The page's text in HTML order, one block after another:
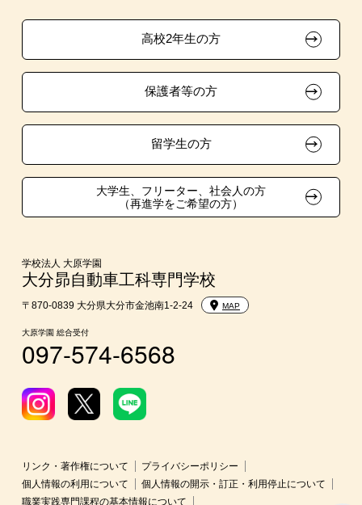
生徒会活動推薦入学
自己推薦入学
在校生・卒業生紹介推薦入学
大学生・短期大学生特別入学
学費
入学前Web通信講座
大学・短期大学・公務員併願制度
大原学園グループ案内
採用ご担当の方
高校2年生の方
保護者等の方
留学生の方
大学生、フリーター、社会人の方
（再進学をご希望の方）
学校法人 大原学園
大分昴自動車工科専門学校
〒870-0839 大分県大分市金池南1-2-24 MAP
大原学園 総合受付
097-574-6568
リンク・著作権について
プライバシーポリシー
個人情報の利用について
個人情報の開示・訂正・利用停止について
職業実践専門課程の基本情報について